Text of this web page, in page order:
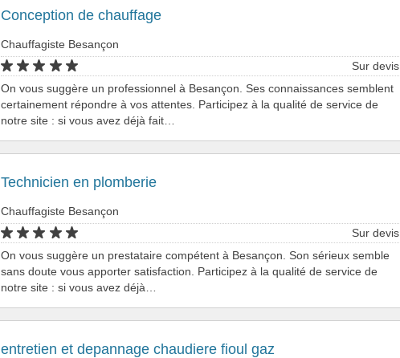
Conception de chauffage
Chauffagiste Besançon
Sur devis
On vous suggère un professionnel à Besançon. Ses connaissances semblent
certainement répondre à vos attentes. Participez à la qualité de service de
notre site : si vous avez déjà fait…
Technicien en plomberie
Chauffagiste Besançon
Sur devis
On vous suggère un prestataire compétent à Besançon. Son sérieux semble
sans doute vous apporter satisfaction. Participez à la qualité de service de
notre site : si vous avez déjà…
entretien et depannage chaudiere fioul gaz